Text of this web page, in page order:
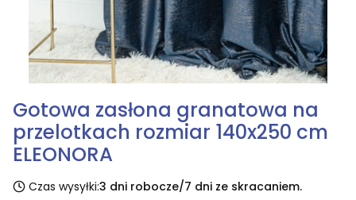
Gotowa zasłona granatowa na
przelotkach rozmiar 140x250 cm
ELEONORA
Czas wysyłki:3 dni robocze/7 dni ze skracaniem.